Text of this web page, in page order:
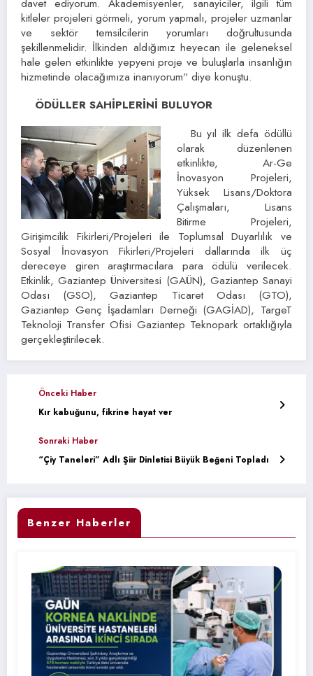
davet ediyorum. Akademisyenler, sanayiciler, ilgili tüm
kitleler projeleri görmeli, yorum yapmalı, projeler uzmanlar
ve sektör temsilcilerin yorumları doğrultusunda
şekillenmelidir. İlkinden aldığımız heyecan ile geleneksel
hale gelen etkinlikte yepyeni proje ve buluşlarla insanlığın
hizmetinde olacağımıza inanıyorum” diye konuştu.
ÖDÜLLER SAHİPLERİNİ BULUYOR
Bu yıl ilk defa ödüllü
olarak düzenlenen
etkinlikte, Ar-Ge
İnovasyon Projeleri,
Yüksek Lisans/Doktora
Çalışmaları, Lisans
Bitirme Projeleri,
Girişimcilik Fikirleri/Projeleri ile Toplumsal Duyarlılık ve
Sosyal İnovasyon Fikirleri/Projeleri dallarında ilk üç
dereceye giren araştırmacılara para ödülü verilecek.
Etkinlik, Gaziantep Üniversitesi (GAÜN), Gaziantep Sanayi
Odası (GSO), Gaziantep Ticaret Odası (GTO),
Gaziantep Genç İşadamları Derneği (GAGİAD), TargeT
Teknoloji Transfer Ofisi Gaziantep Teknopark ortaklığıyla
gerçekleştirilecek.
Önceki Haber
Kır kabuğunu, fikrine hayat ver
Sonraki Haber
“Çiy Taneleri” Adlı Şiir Dinletisi Büyük Beğeni Topladı
Benzer Haberler